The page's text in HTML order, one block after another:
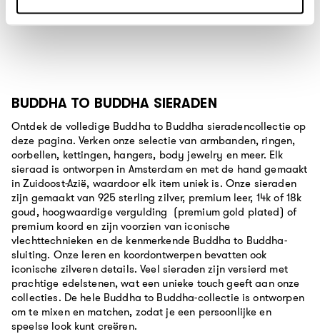
16producten
BUDDHA TO BUDDHA SIERADEN
Ontdek de volledige Buddha to Buddha sieradencollectie op
deze pagina. Verken onze selectie van armbanden, ringen,
oorbellen, kettingen, hangers, body jewelry en meer. Elk
sieraad is ontworpen in Amsterdam en met de hand gemaakt
in Zuidoost-Azië, waardoor elk item uniek is. Onze sieraden
zijn gemaakt van 925 sterling zilver, premium leer, 14k of 18k
goud, hoogwaardige vergulding (premium gold plated) of
premium koord en zijn voorzien van iconische
vlechttechnieken en de kenmerkende Buddha to Buddha-
sluiting. Onze leren en koordontwerpen bevatten ook
iconische zilveren details. Veel sieraden zijn versierd met
prachtige edelstenen, wat een unieke touch geeft aan onze
collecties. De hele Buddha to Buddha-collectie is ontworpen
om te mixen en matchen, zodat je een persoonlijke en
speelse look kunt creëren.